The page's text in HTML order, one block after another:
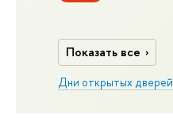
Показать все
Дни открытых дверей